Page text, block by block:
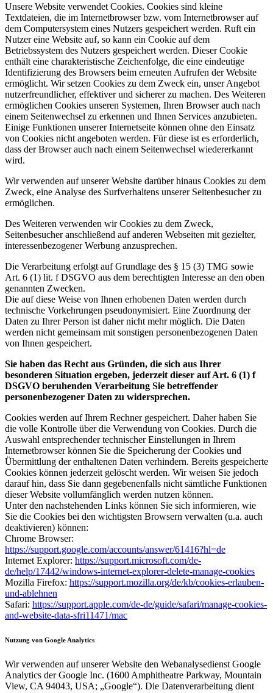
Unsere Website verwendet Cookies. Cookies sind kleine
Textdateien, die im Internetbrowser bzw. vom Internetbrowser auf
dem Computersystem eines Nutzers gespeichert werden. Ruft ein
Nutzer eine Website auf, so kann ein Cookie auf dem
Betriebssystem des Nutzers gespeichert werden. Dieser Cookie
enthält eine charakteristische Zeichenfolge, die eine eindeutige
Identifizierung des Browsers beim erneuten Aufrufen der Website
ermöglicht. Wir setzen Cookies zu dem Zweck ein, unser Angebot
nutzerfreundlicher, effektiver und sicherer zu machen. Des Weiteren
ermöglichen Cookies unseren Systemen, Ihren Browser auch nach
einem Seitenwechsel zu erkennen und Ihnen Services anzubieten.
Einige Funktionen unserer Internetseite können ohne den Einsatz
von Cookies nicht angeboten werden. Für diese ist es erforderlich,
dass der Browser auch nach einem Seitenwechsel wiedererkannt
wird.
Wir verwenden auf unserer Website darüber hinaus Cookies zu dem
Zweck, eine Analyse des Surfverhaltens unserer Seitenbesucher zu
ermöglichen.
Des Weiteren verwenden wir Cookies zu dem Zweck,
Seitenbesucher anschließend auf anderen Webseiten mit gezielter,
interessenbezogener Werbung anzusprechen.
Die Verarbeitung erfolgt auf Grundlage des § 15 (3) TMG sowie
Art. 6 (1) lit. f DSGVO aus dem berechtigten Interesse an den oben
genannten Zwecken.
Die auf diese Weise von Ihnen erhobenen Daten werden durch
technische Vorkehrungen pseudonymisiert. Eine Zuordnung der
Daten zu Ihrer Person ist daher nicht mehr möglich. Die Daten
werden nicht gemeinsam mit sonstigen personenbezogenen Daten
von Ihnen gespeichert.
Sie haben das Recht aus Gründen, die sich aus Ihrer
besonderen Situation ergeben, jederzeit dieser auf Art. 6 (1) f
DSGVO beruhenden Verarbeitung Sie betreffender
personenbezogener Daten zu widersprechen.
Cookies werden auf Ihrem Rechner gespeichert. Daher haben Sie
die volle Kontrolle über die Verwendung von Cookies. Durch die
Auswahl entsprechender technischer Einstellungen in Ihrem
Internetbrowser können Sie die Speicherung der Cookies und
Übermittlung der enthaltenen Daten verhindern. Bereits gespeicherte
Cookies können jederzeit gelöscht werden. Wir weisen Sie jedoch
darauf hin, dass Sie dann gegebenenfalls nicht sämtliche Funktionen
dieser Website vollumfänglich werden nutzen können.
Unter den nachstehenden Links können Sie sich informieren, wie
Sie die Cookies bei den wichtigsten Browsern verwalten (u.a. auch
deaktivieren) können:
Chrome Browser:
https://support.google.com/accounts/answer/61416?hl=de
Internet Explorer: https://support.microsoft.com/de-
de/help/17442/windows-internet-explorer-delete-manage-cookies
Mozilla Firefox: https://support.mozilla.org/de/kb/cookies-erlauben-
und-ablehnen
Safari: https://support.apple.com/de-de/guide/safari/manage-cookies-
and-website-data-sfri11471/mac
Nutzung von Google Analytics
Wir verwenden auf unserer Website den Webanalysedienst Google
Analytics der Google Inc. (1600 Amphitheatre Parkway, Mountain
View, CA 94043, USA; „Google“). Die Datenverarbeitung dient